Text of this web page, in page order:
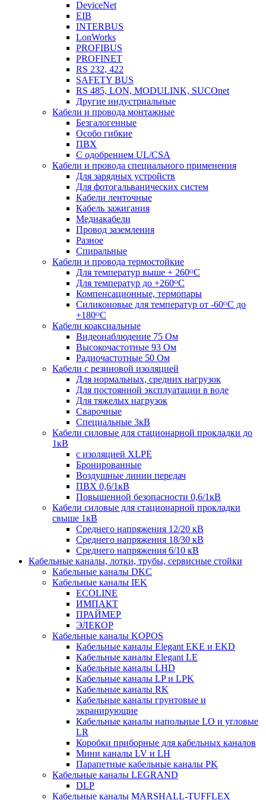
DeviceNet
EIB
INTERBUS
LonWorks
PROFIBUS
PROFINET
RS 232, 422
SAFETY BUS
RS 485, LON, MODULINK, SUCOnet
Другие индустриальные
Кабели и провода монтажные
Безгалогенные
Особо гибкие
ПВХ
С одобрением UL/CSA
Кабели и провода специального применения
Для зарядных устройств
Для фотогальванических систем
Кабели ленточные
Кабель зажигания
Медиакабели
Провод заземления
Разное
Спиральные
Кабели и провода термостойкие
Для температур выше + 260ᴼС
Для температур до +260ᴼС
Компенсационные, термопары
Силиконовые для температур от -60ᴼC до
+180ᴼС
Кабели коаксиальные
Видеонаблюдение 75 Ом
Высокочастотные 93 Ом
Радиочастотные 50 Ом
Кабели с резиновой изоляцией
Для нормальных, средних нагрузок
Для постоянной эксплуатации в воде
Для тяжелых нагрузок
Сварочные
Специальные 3кВ
Кабели силовые для стационарной прокладки до
1кВ
c изоляцией XLPE
Бронированные
Воздушные линии передач
ПВХ 0,6/1кВ
Повышенной безопасности 0,6/1кВ
Кабели силовые для стационарной прокладки
свыше 1кВ
Среднего напряжения 12/20 кВ
Среднего напряжения 18/30 кВ
Среднего напряжения 6/10 кВ
Кабельные каналы, лотки, трубы, сервисные стойки
Кабельные каналы DKC
Кабельные каналы IEK
ECOLINE
ИМПАКТ
ПРАЙМЕР
ЭЛЕКОР
Кабельные каналы KOPOS
Кабельные каналы Elegant EKE и EKD
Кабельные каналы Elegant LE
Кабельные каналы LHD
Кабельные каналы LP и LPK
Кабельные каналы RK
Кабельные каналы грунтовые и
экранирующие
Кабельные каналы напольные LO и угловые
LR
Коробки приборные для кабельных каналов
Мини каналы LV и LH
Парапетные кабельные каналы PK
Кабельные каналы LEGRAND
DLP
Кабельные каналы MARSHALL-TUFFLEX